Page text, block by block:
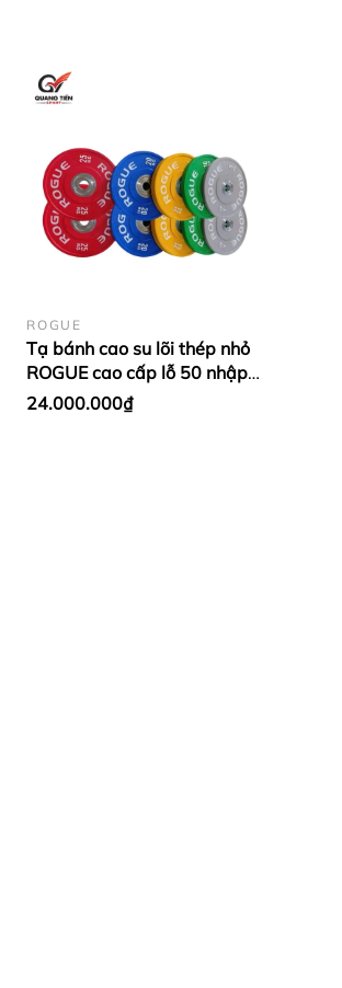
cho bạn khi tập luyện
ROGUE
Tạ bánh cao su lõi thép nhỏ
ROGUE cao cấp lỗ 50 nhập
khẩu (set 5-25kg) (1 đôi
24.000.000₫